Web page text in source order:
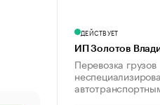
ДЕЙСТВУЕТ
ИП Золотов
Перевозка грузов